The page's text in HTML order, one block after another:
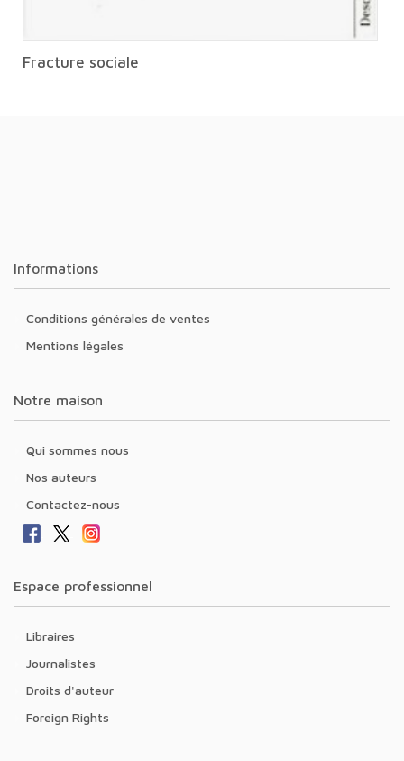
Fracture sociale
Informations
Conditions générales de ventes
Mentions légales
Notre maison
Qui sommes nous
Nos auteurs
Contactez-nous
Espace professionnel
Libraires
Journalistes
Droits d'auteur
Foreign Rights